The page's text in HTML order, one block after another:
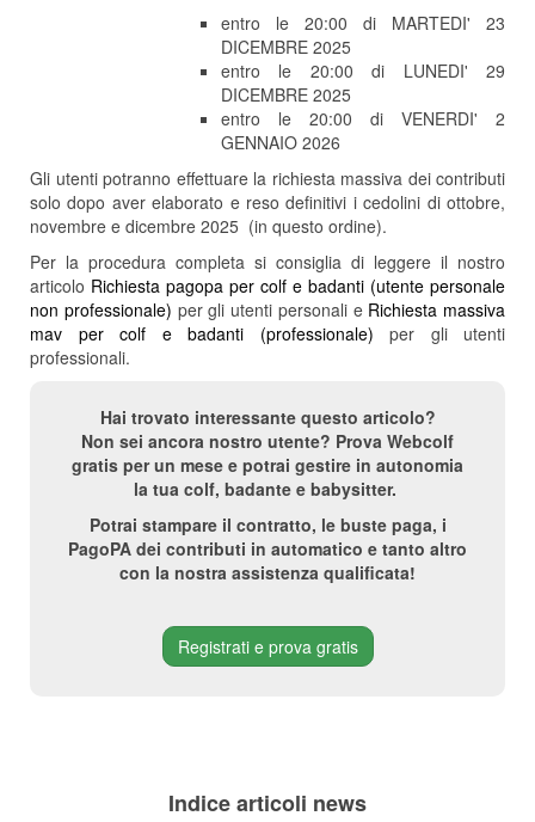
entro le 20:00 di MARTEDI' 23
DICEMBRE 2025
entro le 20:00 di LUNEDI' 29
DICEMBRE 2025
entro le 20:00 di VENERDI' 2
GENNAIO 2026
Gli utenti potranno effettuare la richiesta massiva dei contributi
solo dopo aver elaborato e reso definitivi i cedolini di ottobre,
novembre e dicembre 2025 (in questo ordine).
Per la procedura completa si consiglia di leggere il nostro
articolo Richiesta pagopa per colf e badanti (utente personale
non professionale) per gli utenti personali e Richiesta massiva
mav per colf e badanti (professionale) per gli utenti
professionali.
Hai trovato interessante questo articolo?
Non sei ancora nostro utente? Prova Webcolf
gratis per un mese e potrai gestire in autonomia
la tua colf, badante e babysitter.
Potrai stampare il contratto, le buste paga, i
PagoPA dei contributi in automatico e tanto altro
con la nostra assistenza qualificata!
Registrati e prova gratis
Indice articoli news